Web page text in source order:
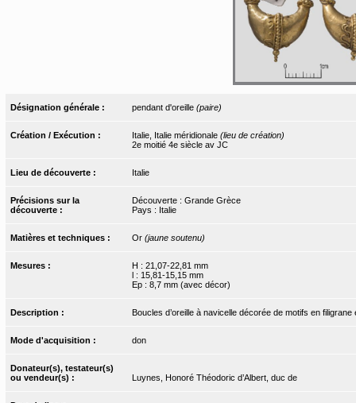
Désignation générale : pendant d'oreille (paire)
Création / Exécution : Italie, Italie méridionale (lieu de création)
2e moitié 4e siècle av JC
Lieu de découverte : Italie
Précisions sur la
découverte :
Découverte : Grande Grèce
Pays : Italie
Matières et techniques : Or (jaune soutenu)
Mesures :
H : 21,07-22,81 mm
l : 15,81-15,15 mm
Ep : 8,7 mm (avec décor)
Description : Boucles d’oreille à navicelle décorée de motifs en filigrane
Mode d'acquisition : don
Donateur(s), testateur(s)
ou vendeur(s) :
Luynes, Honoré Théodoric d’Albert, duc de